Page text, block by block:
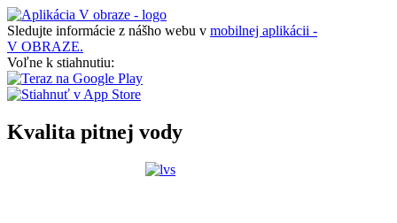
Sledujte informácie z nášho webu v mobilnej aplikácii -
V OBRAZE.
Voľne k stiahnutiu:
Kvalita pitnej vody